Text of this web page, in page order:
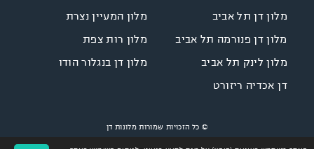
מלון דן תל אביב
מלון דן פנורמה תל אביב
מלון לינק תל אביב
דן אכדיה ריזורט
מלון המעיין נצרת
מלון רות צפת
מלון דן בנגלור הודו
© כל הזכויות שמורות מלונות דן